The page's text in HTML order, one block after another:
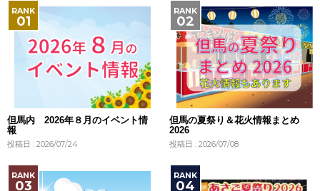
但馬内 2026年８月のイベント情
報
投稿日 : 2026/07/24
但馬の夏祭り＆花火情報まとめ
2026
投稿日 : 2026/07/08